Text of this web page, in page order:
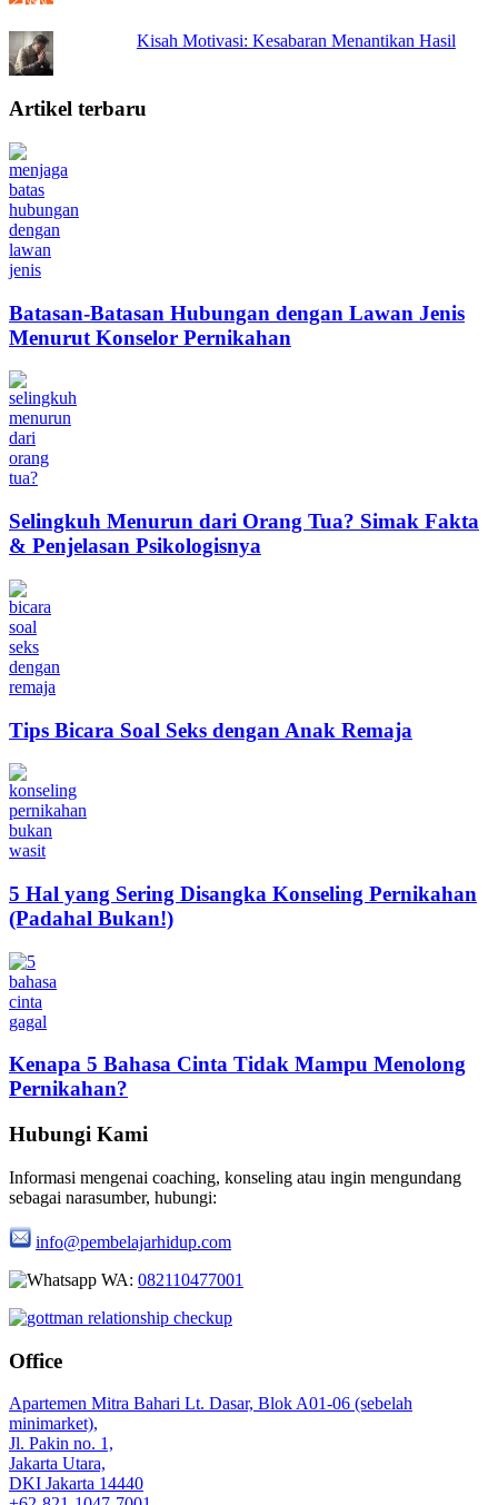
Kisah Motivasi: Kesabaran Menantikan Hasil
Artikel terbaru
Batasan-Batasan Hubungan dengan Lawan Jenis
Menurut Konselor Pernikahan
Selingkuh Menurun dari Orang Tua? Simak Fakta
& Penjelasan Psikologisnya
Tips Bicara Soal Seks dengan Anak Remaja
5 Hal yang Sering Disangka Konseling Pernikahan
(Padahal Bukan!)
Kenapa 5 Bahasa Cinta Tidak Mampu Menolong
Pernikahan?
Hubungi Kami
Informasi mengenai coaching, konseling atau ingin mengundang
sebagai narasumber, hubungi:
info@pembelajarhidup.com
WA: 082110477001
Office
Apartemen Mitra Bahari Lt. Dasar, Blok A01-06 (sebelah
minimarket),
Jl. Pakin no. 1,
Jakarta Utara,
DKI Jakarta 14440